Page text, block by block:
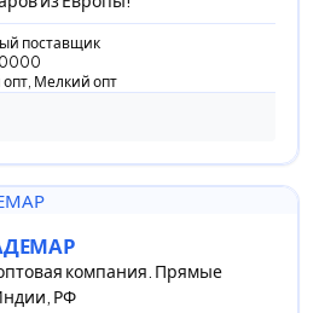
поставщик
Мелкий опт
компания. Прямые
РФ